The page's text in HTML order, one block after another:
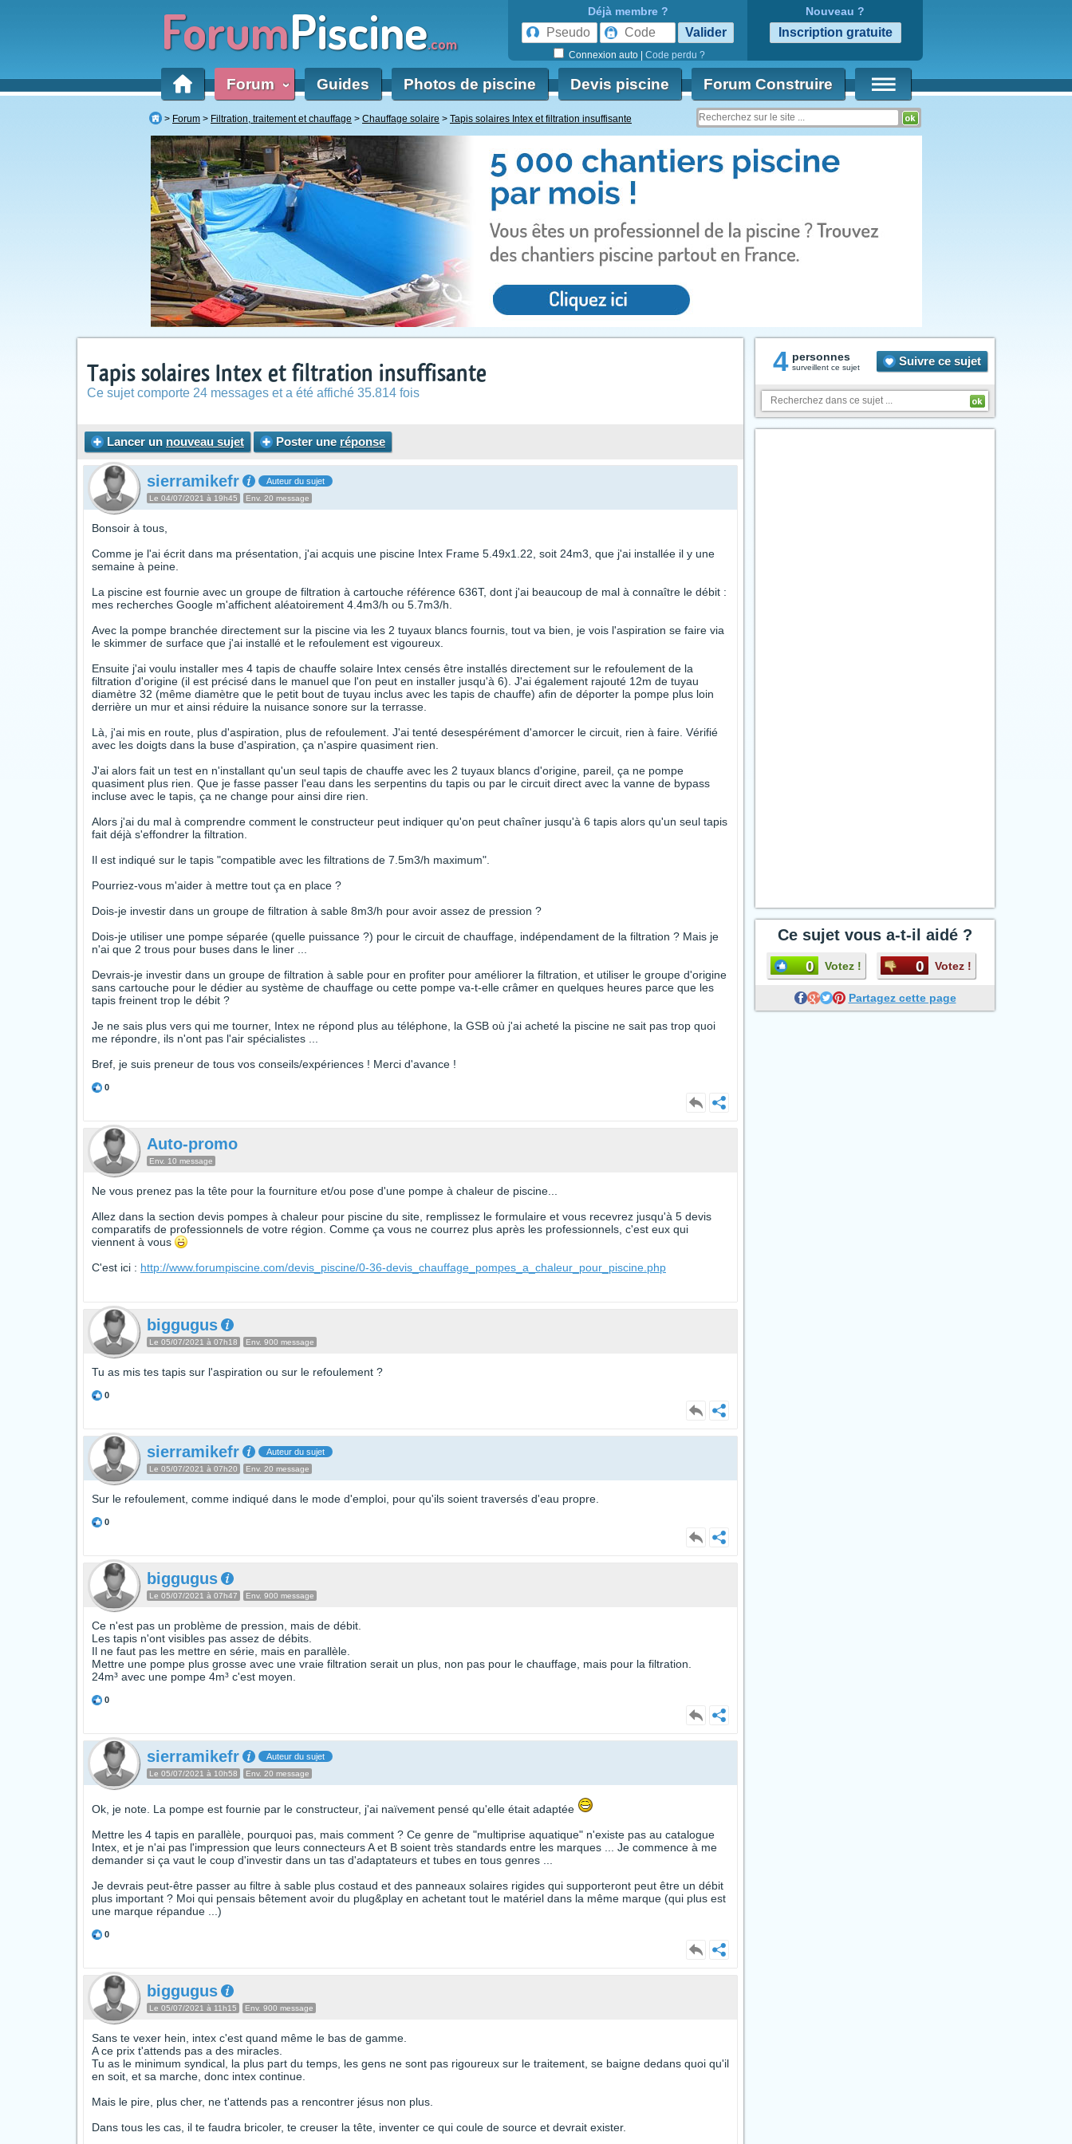
ForumPiscine.com
Déjà membre ?
Connexion auto Code perdu ?
Nouveau ?
Forum ‹ Guides Photos de piscine Devis piscine Forum Construire
Forum Filtration, traitement et chauffage Chauffage solaire Tapis solaires Intex et filtration insuffisante
Tapis solaires Intex et filtration insuffisante
Ce sujet comporte 24 messages et a été affiché 35.814 fois
Lancer un nouveau sujet Poster une réponse
sierramikefr Auteur du sujet
Le 04/07/2021 à 19h45 Env. 20 message
Bonsoir à tous,
Comme je l'ai écrit dans ma présentation, j'ai acquis une piscine Intex Frame 5.49x1.22, soit 24m3, que j'ai installée il y une
semaine à peine.
La piscine est fournie avec un groupe de filtration à cartouche référence 636T, dont j'ai beaucoup de mal à connaître le débit :
mes recherches Google m'affichent aléatoirement 4.4m3/h ou 5.7m3/h.
Avec la pompe branchée directement sur la piscine via les 2 tuyaux blancs fournis, tout va bien, je vois l'aspiration se faire via
le skimmer de surface que j'ai installé et le refoulement est vigoureux.
Ensuite j'ai voulu installer mes 4 tapis de chauffe solaire Intex censés être installés directement sur le refoulement de la
filtration d'origine (il est précisé dans le manuel que l'on peut en installer jusqu'à 6). J'ai également rajouté 12m de tuyau
diamètre 32 (même diamètre que le petit bout de tuyau inclus avec les tapis de chauffe) afin de déporter la pompe plus loin
derrière un mur et ainsi réduire la nuisance sonore sur la terrasse.
Là, j'ai mis en route, plus d'aspiration, plus de refoulement. J'ai tenté desespérément d'amorcer le circuit, rien à faire. Vérifié
avec les doigts dans la buse d'aspiration, ça n'aspire quasiment rien.
J'ai alors fait un test en n'installant qu'un seul tapis de chauffe avec les 2 tuyaux blancs d'origine, pareil, ça ne pompe
quasiment plus rien. Que je fasse passer l'eau dans les serpentins du tapis ou par le circuit direct avec la vanne de bypass
incluse avec le tapis, ça ne change pour ainsi dire rien.
Alors j'ai du mal à comprendre comment le constructeur peut indiquer qu'on peut chaîner jusqu'à 6 tapis alors qu'un seul tapis
fait déjà s'effondrer la filtration.
Il est indiqué sur le tapis "compatible avec les filtrations de 7.5m3/h maximum".
Pourriez-vous m'aider à mettre tout ça en place ?
Dois-je investir dans un groupe de filtration à sable 8m3/h pour avoir assez de pression ?
Dois-je utiliser une pompe séparée (quelle puissance ?) pour le circuit de chauffage, indépendament de la filtration ? Mais je
n'ai que 2 trous pour buses dans le liner ...
Devrais-je investir dans un groupe de filtration à sable pour en profiter pour améliorer la filtration, et utiliser le groupe d'origine
sans cartouche pour le dédier au système de chauffage ou cette pompe va-t-elle crâmer en quelques heures parce que les
tapis freinent trop le débit ?
Je ne sais plus vers qui me tourner, Intex ne répond plus au téléphone, la GSB où j'ai acheté la piscine ne sait pas trop quoi
me répondre, ils n'ont pas l'air spécialistes ...
Bref, je suis preneur de tous vos conseils/expériences ! Merci d'avance !
0
Auto-promo
Env. 10 message
Ne vous prenez pas la tête pour la fourniture et/ou pose d'une pompe à chaleur de piscine...
Allez dans la section devis pompes à chaleur pour piscine du site, remplissez le formulaire et vous recevrez jusqu'à 5 devis
comparatifs de professionnels de votre région. Comme ça vous ne courrez plus après les professionnels, c'est eux qui
viennent à vous
C'est ici : http://www.forumpiscine.com/devis_piscine/0-36-devis_chauffage_pompes_a_chaleur_pour_piscine.php
biggugus
Le 05/07/2021 à 07h18 Env. 900 message
Tu as mis tes tapis sur l'aspiration ou sur le refoulement ?
0
sierramikefr Auteur du sujet
Le 05/07/2021 à 07h20 Env. 20 message
Sur le refoulement, comme indiqué dans le mode d'emploi, pour qu'ils soient traversés d'eau propre.
0
biggugus
Le 05/07/2021 à 07h47 Env. 900 message
Ce n'est pas un problème de pression, mais de débit.
Les tapis n'ont visibles pas assez de débits.
Il ne faut pas les mettre en série, mais en parallèle.
Mettre une pompe plus grosse avec une vraie filtration serait un plus, non pas pour le chauffage, mais pour la filtration.
24m³ avec une pompe 4m³ c'est moyen.
0
sierramikefr Auteur du sujet
Le 05/07/2021 à 10h58 Env. 20 message
Ok, je note. La pompe est fournie par le constructeur, j'ai naïvement pensé qu'elle était adaptée
Mettre les 4 tapis en parallèle, pourquoi pas, mais comment ? Ce genre de "multiprise aquatique" n'existe pas au catalogue
Intex, et je n'ai pas l'impression que leurs connecteurs A et B soient très standards entre les marques ... Je commence à me
demander si ça vaut le coup d'investir dans un tas d'adaptateurs et tubes en tous genres ...
Je devrais peut-être passer au filtre à sable plus costaud et des panneaux solaires rigides qui supporteront peut être un débit
plus important ? Moi qui pensais bêtement avoir du plug&play en achetant tout le matériel dans la même marque (qui plus est
une marque répandue ...)
0
biggugus
Le 05/07/2021 à 11h15 Env. 900 message
Sans te vexer hein, intex c'est quand même le bas de gamme.
A ce prix t'attends pas a des miracles.
Tu as le minimum syndical, la plus part du temps, les gens ne sont pas rigoureux sur le traitement, se baigne dedans quoi qu'il
en soit, et sa marche, donc intex continue.
Mais le pire, plus cher, ne t'attends pas a rencontrer jésus non plus.
Dans tous les cas, il te faudra bricoler, te creuser la tête, inventer ce qui coule de source et devrait exister.
4 personnes
surveillent ce sujet Suivre ce sujet
Ce sujet vous a-t-il aidé ?
0 Votez ! 0 Votez !
Partagez cette page